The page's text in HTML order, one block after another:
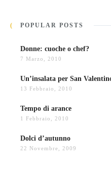
POPULAR POSTS
Donne: cuoche o chef?
7 Marzo, 2010
Un’insalata per San
13 Febbraio, 2010
Tempo di arance
1 Febbraio, 2010
Dolci d’autunno
22 Novembre, 2009